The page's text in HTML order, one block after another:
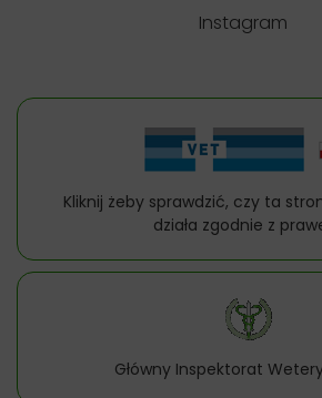
Instagram
Kliknij żeby sprawdzić, czy ta
działa zgodnie z
Główny Inspektorat